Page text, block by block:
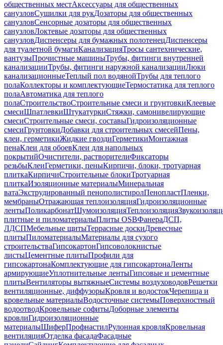
общественных местАксессуары для общественных
санузловСушилки для рукДозаторы для общественных
санузловСенсорные дозаторы для общественных
санузловЛоктевые дозаторы для общественных
санузловДиспенсеры для бумажных полотенецДиспенсеры
для туалетной бумагиКанализацияТросы сантехнические,
вантузыПрочистные машиныТрубы, фитинги внутренней
канализацииТрубы, фитинги наружной канализацииЛюки
канализационныеТеплый пол водянойТрубы для теплого
полаКоллекторы и комплектующиеТермостатика для теплого
полаАвтоматика для теплого
полаСтроительствоСтроительные смеси и грунтовкиКлеевые
смесиШпатлевкиШтукатуркиСтяжки, самонивелирующие
смесиСтроительные смеси, составыГидроизоляционные
смесиГрунтовкиДобавки для строительных смесейПены,
клеи, герметикиЖидкие гвоздиГерметикиМонтажная
пенаКлеи для обоевКлеи для напольных
покрытийОчистители, растворителиФиксаторы
резьбыКлеиГерметики, пеныКирпичи, блоки, тротуарная
плиткаКирпичиСтроительные блокиТротуарная
плиткаИзоляционные материалыМинеральная
ватаЭкструдированный пенополистиролПенопластПленки,
мембраныОтражающая теплоизоляцияГидроизоляционные
лентыПоликарбонатШумоизоляцияТеплоизоляция
плитные и пиломатериалыПлиты OSBФанераДСП,
ЛДСПМебельные щитыТеррасные доскиДревесные
плитыПиломатериалыМатериалы для сухого
строительстваГипсокартонГипсоволокнистые
листыЦементные плитыПрофили для
гипсокартонаКомплектующие для гипсокартонаЛенты
армирующиеУплотнительные лентыГипсовые и цементные
плитыВентиляторы вытяжныеСистемы воздуховодовРешетки
вентиляционные, диффузорыКровля и водостокЧерепица и
кровельные материалыВодосточные системыПоверхностный
водоотводКровельные софитыДоборные элементы
кровлиГидроизоляционные
материалыШиферПрофнастилРулонная кровляКровельная
вентиляцияОтделка фасадаФасадные